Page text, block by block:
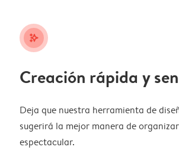
stars_plus
Creación rápida y
Deja que nuestra herramienta de
sugerirá la mejor manera de
espectacular.